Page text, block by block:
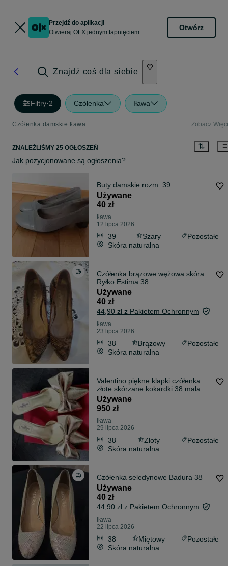
Przejdź do aplikacji
Otwieraj OLX jednym tapnięciem
Otwórz
Znajdź coś dla siebie
Filtry·2 Czółenka Iława
Czółenka damskie Iława Zobacz
ZNALEŹLIŚMY 25 OGŁOSZEŃ
Jak pozycjonowane są ogłoszenia?
Buty damskie rozm. 39
Używane
40 zł
Iława
12 lipca 2026
39 Szary
Pozostałe
Skóra naturalna
Czółenka brązowe wężowa skóra
Ryłko Estima 38
Używane
40 zł
44,90 zł z Pakietem Ochronnym
Iława
23 lipca 2026
38 Brązowy
Pozostałe
Skóra naturalna
Valentino piękne klapki czółenka
złote skórzane kokardki 38 mała
szpil
Używane
950 zł
Iława
29 lipca 2026
38 Złoty
Pozostałe
Skóra naturalna
Czółenka seledynowe Badura 38
Używane
40 zł
44,90 zł z Pakietem Ochronnym
Iława
22 lipca 2026
38 Miętowy
Pozostałe
Skóra naturalna